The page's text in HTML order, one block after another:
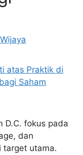
D.C. fokus pada
dan
target utama.